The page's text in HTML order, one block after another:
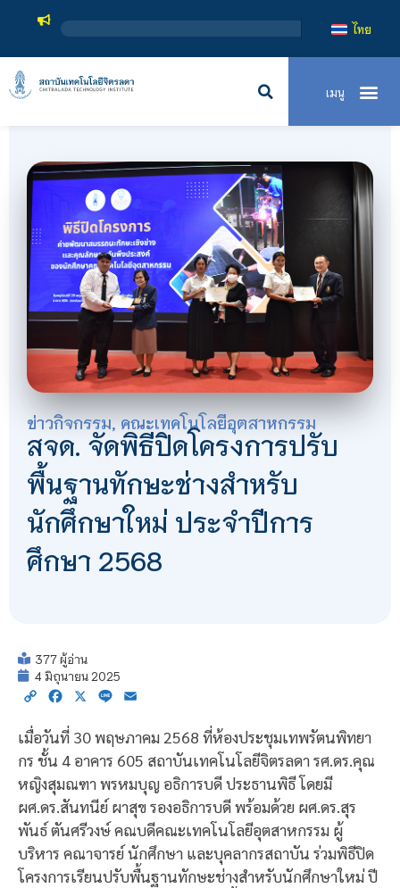
สถาบันเทคโ
ไทย
ข่าวกิจกรรม คณะเทคโนโลยีอุตสาหกรรม
สจด. จัดพิธีปิดโครงการปรับ
พื้นฐานทักษะช่างสำหรับ
นักศึกษาใหม่ ประจำปีการ
ศึกษา 2568
377 ผู้อ่าน
4 มิถุนายน 2025
Copy Facebook
X Line
เมื่อวันที่ 30 พฤษภาคม 2568 ที่ห้องประชุมเทพรัตนพิทยา
กร ชั้น 4 อาคาร 605 สถาบันเทคโนโลยีจิตรลดา รศ.ดร.คุณ
หญิงสุมณฑา พรหมบุญ อธิการบดี ประธานพิธี โดยมี
ผศ.ดร.สันทนีย์ ผาสุข รองอธิการบดี พร้อมด้วย ผศ.ดร.สุร
พันธ์ ตันศรีวงษ์ คณบดีคณะเทคโนโลยีอุตสาหกรรม ผู้
บริหาร คณาจารย์ นักศึกษา และบุคลากรสถาบัน ร่วมพิธีปิด
โครงการเรียนปรับพื้นฐานทักษะช่างสำหรับนักศึกษาใหม่ ปี